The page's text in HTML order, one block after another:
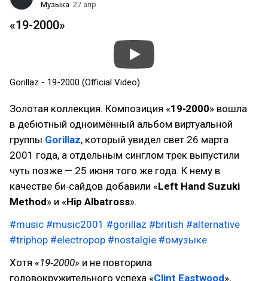
Музыка 27 апр
«19-2000»
Gorillaz - 19-2000 (Official Video)
Золотая коллекция. Композиция «19‑2000» вошла
в дебютный одноимённый альбом виртуальной
группы Gorillaz, который увидел свет 26 марта
2001 года, а отдельным синглом трек выпустили
чуть позже — 25 июня того же года. К нему в
качестве би‑сайдов добавили «Left Hand Suzuki
Method» и «Hip Albatross».
#music #music2001 #gorillaz #british #alternative
#triphop #electropop #nostalgie #омузыке
Хотя «19‑2000» и не повторила
головокружительного успеха «Clint Eastwood»,